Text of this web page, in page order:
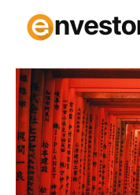
Inhalt
springen